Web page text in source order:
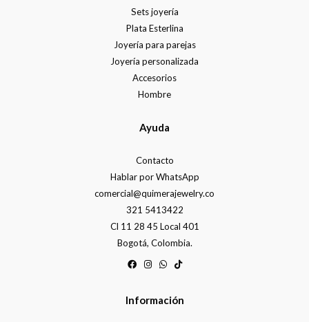
Sets joyería
Plata Esterlina
Joyería para parejas
Joyería personalizada
Accesorios
Hombre
Ayuda
Contacto
Hablar por WhatsApp
comercial@quimerajewelry.co
321 5413422
Cl 11 28 45 Local 401
Bogotá, Colombia.
Información